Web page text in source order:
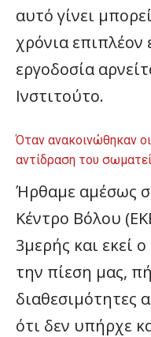
αυτό γίνει
χρόνια επιπλέον
εργοδοσία
Ινστιτούτο.
Όταν ανακοινώθηκαν
αντίδραση του
Ήρθαμε αμέσως
Κέντρο Βόλου
3μερής και εκεί
την πίεση μας,
διαθεσιμότητες
ότι δεν υπήρχε